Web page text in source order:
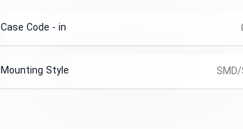
Case Code - in
Mounting Style